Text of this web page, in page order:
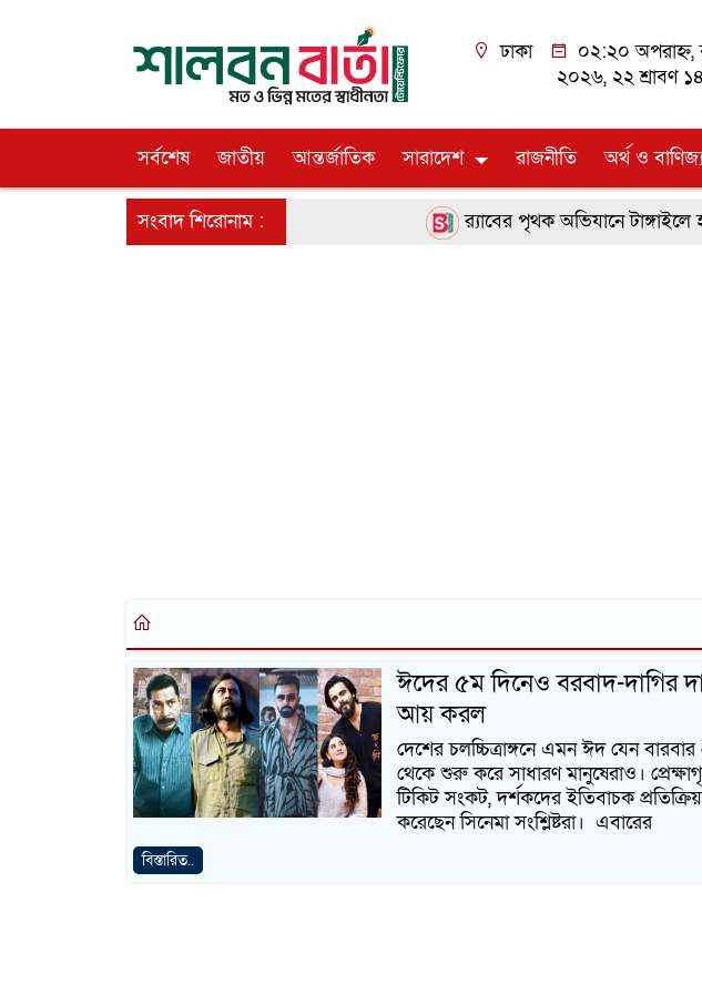
ঢাকা
০২:২০
২০২৬, ২২ শ্রাবণ
সর্বশেষ জাতীয় আন্তর্জাতিক সারাদেশ রাজনীতি অর্থ ও
সংবাদ শিরোনাম : র‌্যাবের পৃথক অভিযানে টাঙ্গাইলে
ঈদের ৫ম দিনেও বরবাদ-দাগির
আয় করল
দেশের চলচ্চিত্রাঙ্গনে এমন ঈদ যেন
থেকে শুরু করে সাধারণ মানুষেরাও।
টিকিট সংকট, দর্শকদের ইতিবাচক
করেছেন সিনেমা সংশ্লিষ্টরা। এবারের
বিস্তারিত..